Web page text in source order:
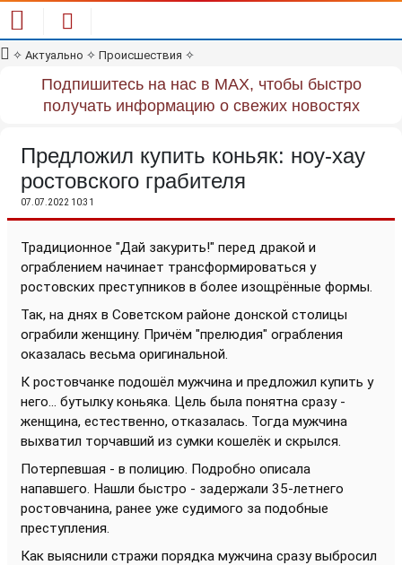
✧ Актуально ✧ Происшествия ✧
Подпишитесь на нас в MAX, чтобы быстро
получать информацию о свежих новостях
Предложил купить коньяк: ноу-хау
ростовского грабителя
07.07.2022 10:31
Традиционное "Дай закурить!" перед дракой и
ограблением начинает трансформироваться у
ростовских преступников в более изощрённые формы.
Так, на днях в Советском районе донской столицы
ограбили женщину. Причём "прелюдия" ограбления
оказалась весьма оригинальной.
К ростовчанке подошёл мужчина и предложил купить у
него... бутылку коньяка. Цель была понятна сразу -
женщина, естественно, отказалась. Тогда мужчина
выхватил торчавший из сумки кошелёк и скрылся.
Потерпевшая - в полицию. Подробно описала
напавшего. Нашли быстро - задержали 35-летнего
ростовчанина, ранее уже судимого за подобные
преступления.
Как выяснили стражи порядка мужчина сразу выбросил